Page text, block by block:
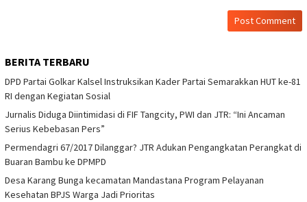
BERITA TERBARU
DPD Partai Golkar Kalsel Instruksikan Kader Partai Semarakkan HUT ke-81
RI dengan Kegiatan Sosial
Jurnalis Diduga Diintimidasi di FIF Tangcity, PWI dan JTR: “Ini Ancaman
Serius Kebebasan Pers”
Permendagri 67/2017 Dilanggar? JTR Adukan Pengangkatan Perangkat di
Buaran Bambu ke DPMPD
Desa Karang Bunga kecamatan Mandastana Program Pelayanan
Kesehatan BPJS Warga Jadi Prioritas